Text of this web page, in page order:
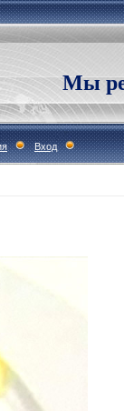
Мы
Вход